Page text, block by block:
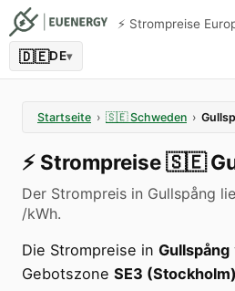
⚡️ Strompreise
🇩🇪DE▾
Startseite › 🇸🇪 Schweden ›
⚡️ Strompreise🇸🇪
Der Strompreis in Gullspång
/kWh.
Die Strompreise in Gullspång
Gebotszone SE3 (Stockholm)